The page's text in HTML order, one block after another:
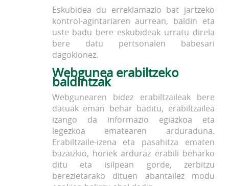
Eskubidea du erreklamazio bat jartzeko
kontrol-agintariaren aurrean, baldin eta
uste badu bere eskubideak urratu direla
bere datu pertsonalen babesari
dagokionez.
Webgunea erabiltzeko
baldintzak
Webgunearen bidez erabiltzaileak bere
datuak eman behar baditu, erabiltzailea
izango da informazio egiazkoa eta
legezkoa ematearen arduraduna.
Erabiltzaile-izena eta pasahitza ematen
bazaizkio, horiek arduraz erabili beharko
ditu eta isilpean gorde, zerbitzu
berezietarako dituen abantailez modu